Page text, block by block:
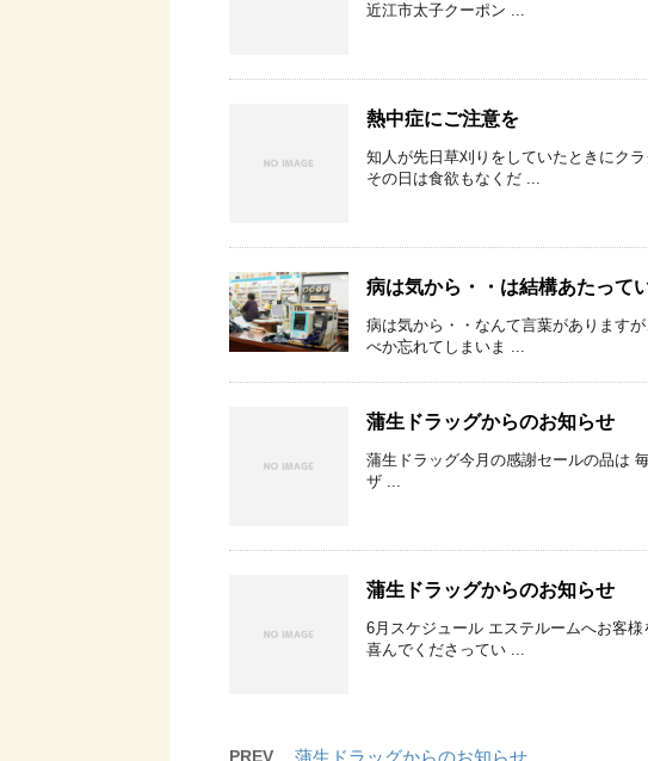
近江市太子クーポン ...
熱中症にご注意を
知人が先日草刈りをしていたときにク
その日は食欲もなくだ ...
病は気から・・は結構あたって
病は気から・・なんて言葉があります
べか忘れてしまいま ...
蒲生ドラッグからのお知らせ
蒲生ドラッグ今月の感謝セールの品は
ザ ...
蒲生ドラッグからのお知らせ
6月スケジュール エステルームへお客
喜んでくださってい ...
PREV 蒲生ドラッグからのお知らせ